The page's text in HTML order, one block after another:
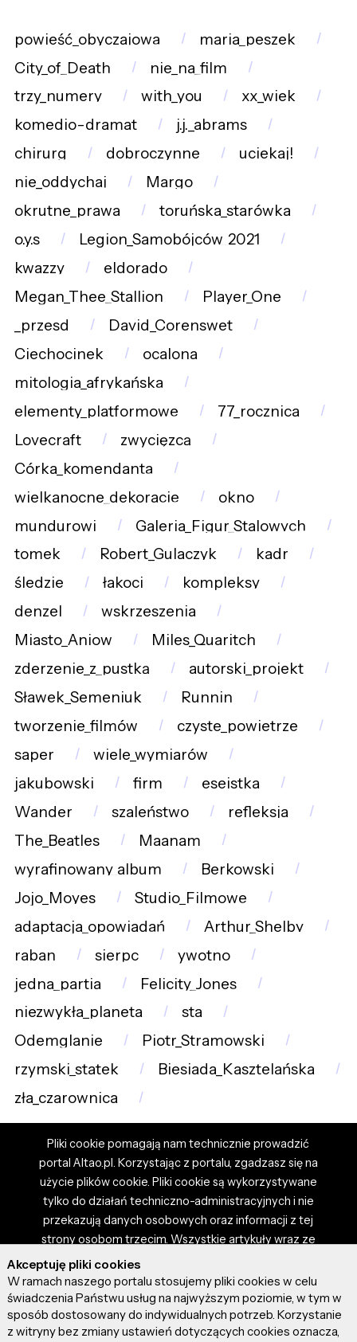
powieść_obyczajowa
maria_peszek
City_of_Death
nie_na_film
trzy_numery
with_you
xx_wiek
komedio-dramat
j.j._abrams
chirurg
dobroczynne
uciekaj!
nie_oddychaj
Margo
okrutne_prawa
toruńska_starówka
o.y.s
Legion_Samobójców_2021
kwazzy
eldorado
Megan_Thee_Stallion
Player_One
_przesd
David_Corenswet
Ciechocinek
ocalona
mitologia_afrykańska
elementy_platformowe
77_rocznica
Lovecraft
zwycięzcą
Córka_komendanta
wielkanocne_dekoracje
okno
mundurowi
Galeria_Figur_Stalowych
tomek
Robert_Gulaczyk
kadr
śledzie
łakoci
kompleksy
denzel
wskrzeszenia
Miasto_Aniow
Miles_Quaritch
zderzenie_z_pustką
autorski_projekt
Sławek_Semeniuk
Runnin
tworzenie_filmów
czyste_powietrze
saper
wiele_wymiarów
jakubowski
firm
eseistka
Wander
szaleństwo
refleksja
The_Beatles
Maanam
wyrafinowany_album
Berkowski
Jojo_Moyes
Studio_Filmowe
adaptacja_opowiadań
Arthur_Shelby
raban
sierpc
ywotno
jedna_partia
Felicity_Jones
niezwykła_planeta
sta
Odemglanie
Piotr_Stramowski
rzymski_statek
Biesiada_Kasztelańska
zła_czarownica
Pliki cookie pomagają nam technicznie prowadzić
portal Altao.pl. Korzystając z portalu, zgadzasz się na
użycie plików cookie. Pliki cookie są wykorzystywane
tylko do działań techniczno-administracyjnych i nie
przekazują danych osobowych oraz informacji z tej
strony osobom trzecim. Wszystkie artykuły wraz ze
zdjęciami i materiałami dostępnymi na portalu są
własnością użytkowników. Administrator i właściciel
portalu nie ponosi odpowiedzialności za tresci
prezentowane przez autorów artykułów. Dodając
artykuł, zgadzasz się z regulaminem portalu oraz
Akceptuję pliki cookies
W ramach naszego portalu stosujemy pliki cookies w celu
świadczenia Państwu usług na najwyższym poziomie, w tym w
sposób dostosowany do indywidualnych potrzeb. Korzystanie
z witryny bez zmiany ustawień dotyczących cookies oznacza,